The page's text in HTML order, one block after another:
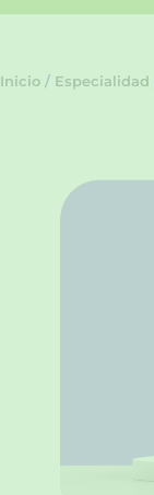
Inicio / Especialidad